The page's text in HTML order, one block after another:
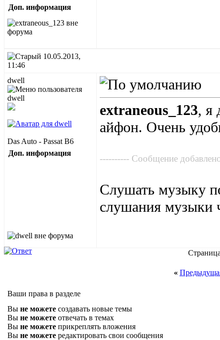
Доп. информация
10.05.2013,
11:46
dwell
Das Auto - Passat B6
Доп. информация
extraneous_123, я
айфон. Очень
---------- Сообщение
Слушать музыку
слушания музыки
«
Ваши права в разделе
Вы не можете создавать новые темы
Вы не можете отвечать в темах
Вы не можете прикреплять вложения
Вы не можете редактировать свои сообщения